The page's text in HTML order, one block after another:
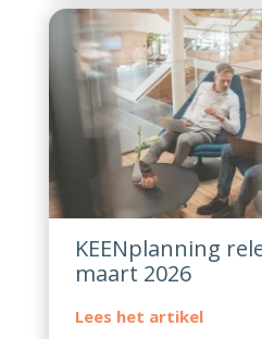
KEENplanning
maart 2026